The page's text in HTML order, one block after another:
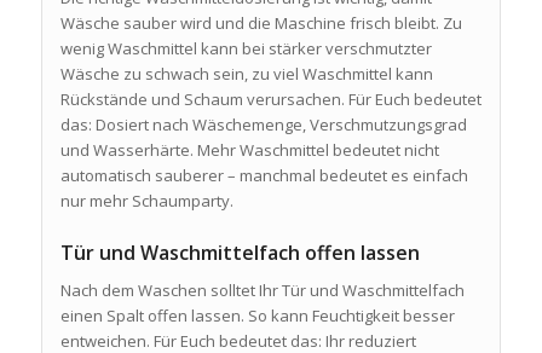
Wäsche sauber wird und die Maschine frisch bleibt. Zu
wenig Waschmittel kann bei stärker verschmutzter
Wäsche zu schwach sein, zu viel Waschmittel kann
Rückstände und Schaum verursachen. Für Euch bedeutet
das: Dosiert nach Wäschemenge, Verschmutzungsgrad
und Wasserhärte. Mehr Waschmittel bedeutet nicht
automatisch sauberer – manchmal bedeutet es einfach
nur mehr Schaumparty.
Tür und Waschmittelfach offen lassen
Nach dem Waschen solltet Ihr Tür und Waschmittelfach
einen Spalt offen lassen. So kann Feuchtigkeit besser
entweichen. Für Euch bedeutet das: Ihr reduziert